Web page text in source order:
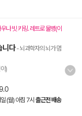
나 빗 키링. 레트로 물병(이
니다- 뇌과학자의 뇌가 멈
)
(월) 아침 7시 출근전 배송